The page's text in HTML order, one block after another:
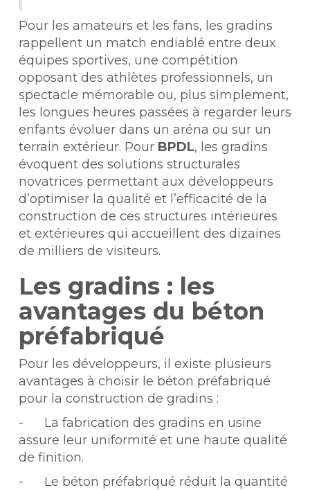
Pour les amateurs et les fans, les gradins
rappellent un match endiablé entre deux
équipes sportives, une compétition
opposant des athlètes professionnels, un
spectacle mémorable ou, plus simplement,
les longues heures passées à regarder leurs
enfants évoluer dans un aréna ou sur un
terrain extérieur. Pour BPDL, les gradins
évoquent des solutions structurales
novatrices permettant aux développeurs
d’optimiser la qualité et l’efficacité de la
construction de ces structures intérieures
et extérieures qui accueillent des dizaines
de milliers de visiteurs.
Les gradins : les
avantages du béton
préfabriqué
Pour les développeurs, il existe plusieurs
avantages à choisir le béton préfabriqué
pour la construction de gradins :
- La fabrication des gradins en usine
assure leur uniformité et une haute qualité
de finition.
- Le béton préfabriqué réduit la quantité